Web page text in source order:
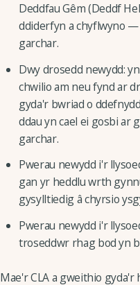
Deddfau Gêm (Deddf
ddiderfyn a chyflwyno
garchar.
Dwy drosedd newydd:
chwilio am neu fynd ar
gyda'r bwriad o
ddau yn cael ei gosbi ar
garchar.
Pwerau newydd i'r
gan yr heddlu wrth
gysylltiedig â chyrsio
Pwerau newydd i'r
troseddwr rhag bod yn
Mae'r CLA a gweithio gyda'r